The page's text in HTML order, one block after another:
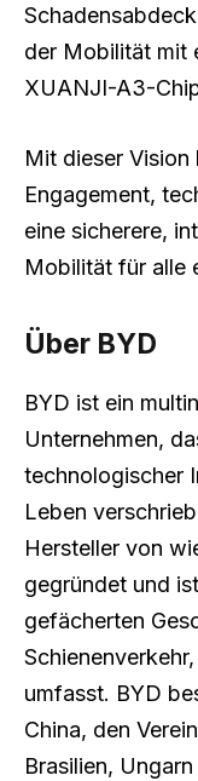
der Mobilität mit
XUANJI-A3-
Mit dieser
Engagement,
eine sicherere,
Mobilität für alle
Über BYD
BYD ist ein
Unternehmen,
technologischer
Leben
Hersteller von
gegründet und
gefächerten
umfasst. BYD
China, den
Brasilien,